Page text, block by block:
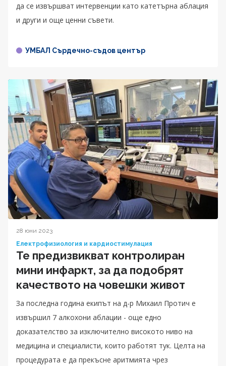
да се извършват интервенции като катетърна аблация
и други и още ценни съвети.
УМБАЛ Сърдечно-съдов център
28 юни 2023
Електрофизиология и кардиостимулация
Те предизвикват контролиран
мини инфаркт, за да подобрят
качеството на човешки живот
За последна година екипът на д-р Михаил Протич е
извършил 7 алкохони аблации - още едно
доказателство за изключително високото ниво на
медицина и специалисти, които работят тук. Целта на
процедурата е да прекъсне аритмията чрез